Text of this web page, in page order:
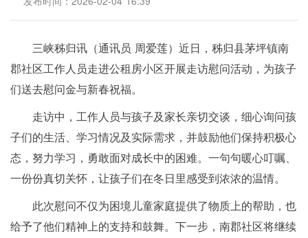
三峡秭归讯（通讯员 周爱莲）近日，秭归县茅坪镇南
郡社区工作人员走进公租房小区开展走访慰问活动，为孩子
们送去慰问金与新春祝福。
走访中，工作人员与孩子及家长亲切交谈，细心询问孩
子们的生活、学习情况及实际需求，并鼓励他们保持积极心
态，努力学习，勇敢面对成长中的困难。一句句暖心叮嘱、
一份份真切关怀，让孩子们在冬日里感受到浓浓的温情。
此次慰问不仅为困境儿童家庭提供了物质上的帮助，也
给予了他们精神上的支持和鼓舞。下一步，南郡社区将继续